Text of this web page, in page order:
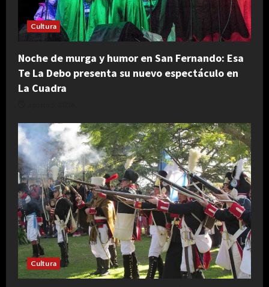
Cultura
Noche de murga y humor en San Fernando: Esa
Te La Debo presenta su nuevo espectáculo en
La Cuadra
Cultura